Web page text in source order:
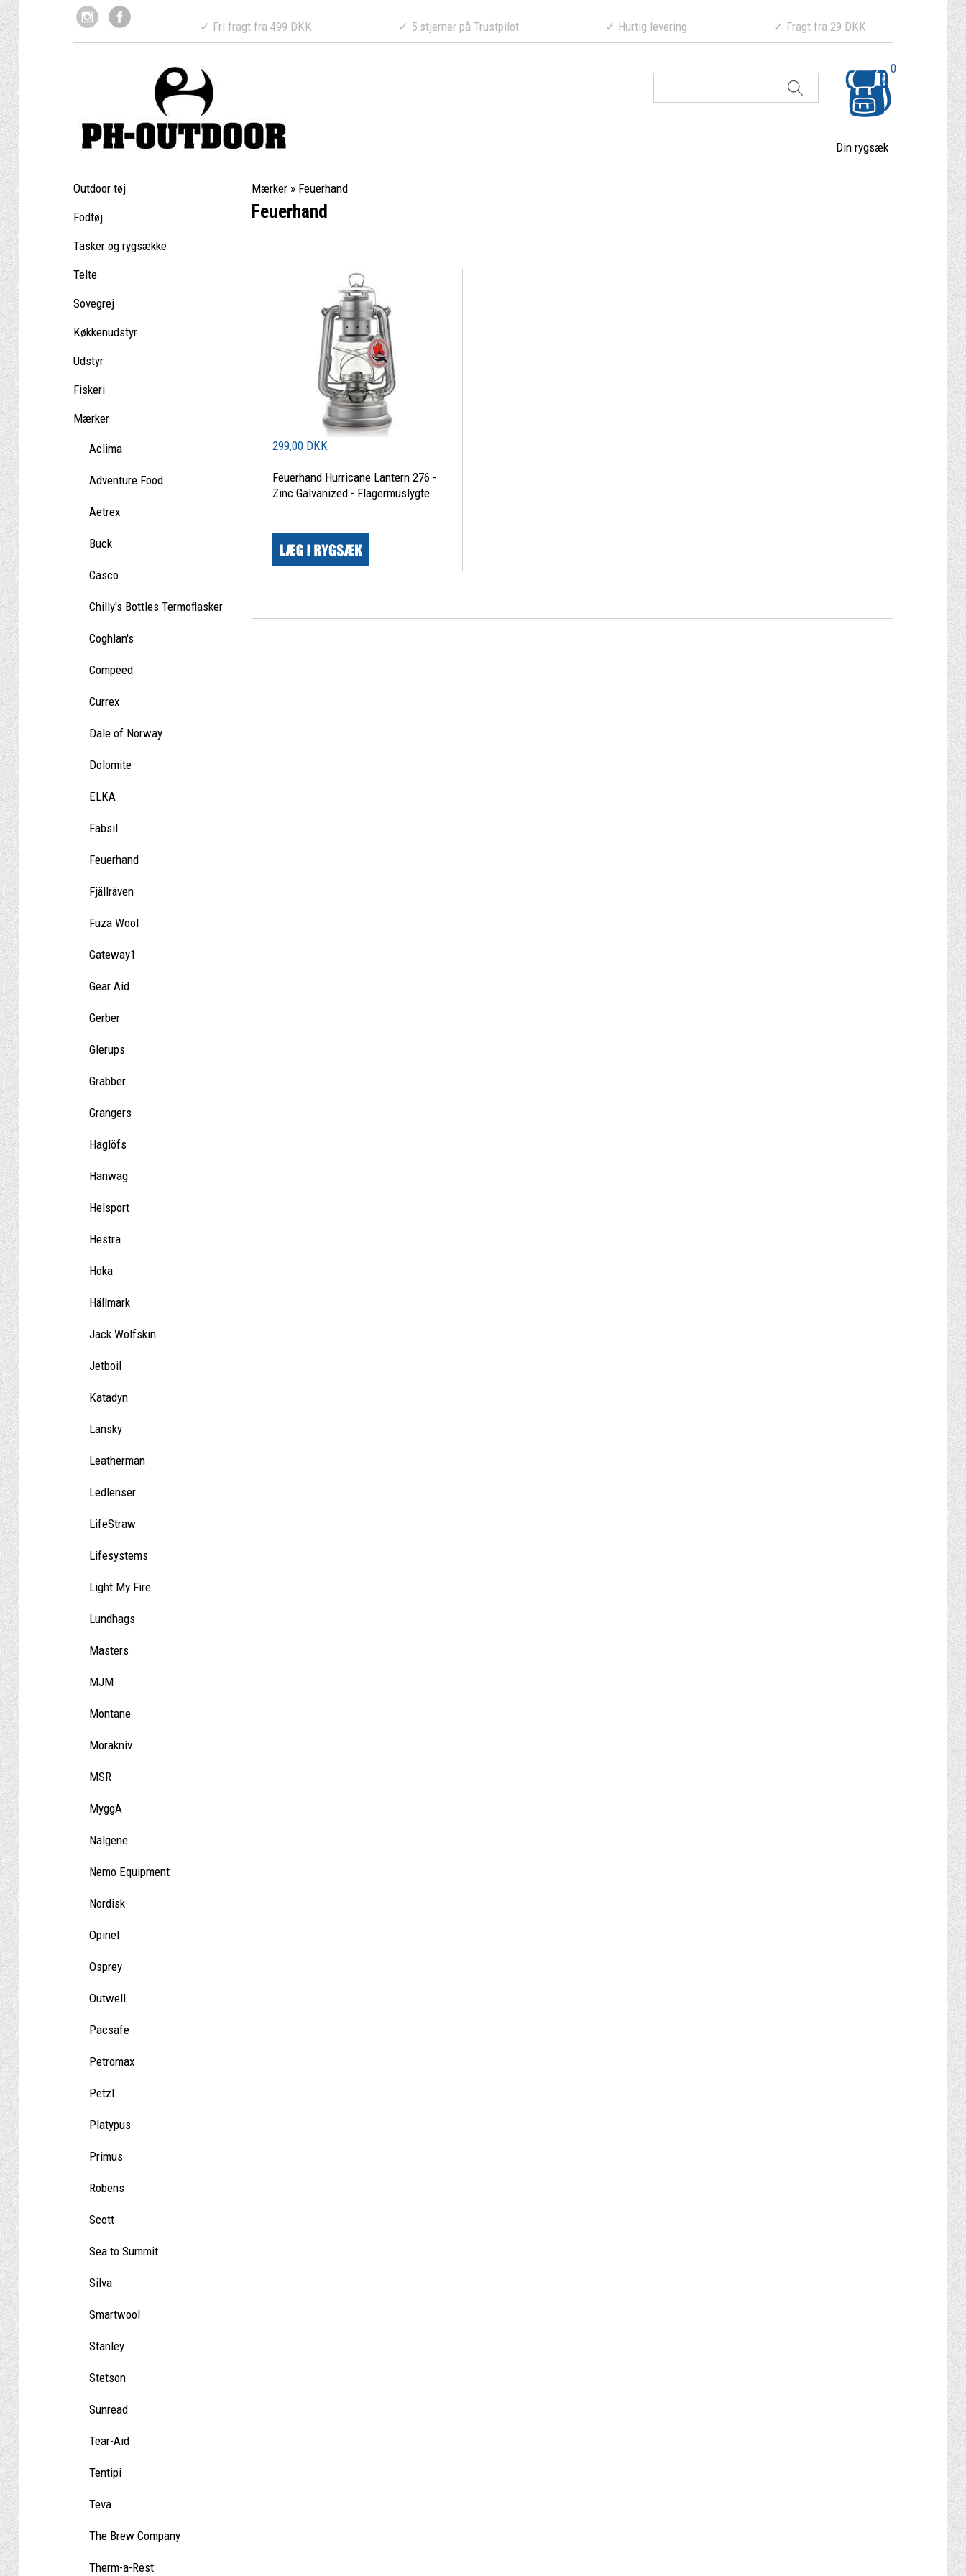
✓ Fri fragt fra 499 DKK ✓ 5 stjerner på Trustpilot ✓ Hurtig levering ✓ Fragt fra 29 DKK
Din rygsæk
0
Outdoor tøj
Fodtøj
Tasker og rygsække
Telte
Sovegrej
Køkkenudstyr
Udstyr
Fiskeri
Mærker
Aclima
Adventure Food
Aetrex
Buck
Casco
Chilly's Bottles Termoflasker
Coghlan's
Compeed
Currex
Dale of Norway
Dolomite
ELKA
Fabsil
Feuerhand
Fjällräven
Fuza Wool
Gateway1
Gear Aid
Gerber
Glerups
Grabber
Grangers
Haglöfs
Hanwag
Helsport
Hestra
Hoka
Hällmark
Jack Wolfskin
Jetboil
Katadyn
Lansky
Leatherman
Ledlenser
LifeStraw
Lifesystems
Light My Fire
Lundhags
Masters
MJM
Montane
Morakniv
MSR
MyggA
Nalgene
Nemo Equipment
Nordisk
Opinel
Osprey
Outwell
Pacsafe
Petromax
Petzl
Platypus
Primus
Robens
Scott
Sea to Summit
Silva
Smartwool
Stanley
Stetson
Sunread
Tear-Aid
Tentipi
Teva
The Brew Company
Therm-a-Rest
Mærker» Feuerhand
Feuerhand
299,00 DKK
Feuerhand Hurricane Lantern 276 -
Zinc Galvanized - Flagermuslygte